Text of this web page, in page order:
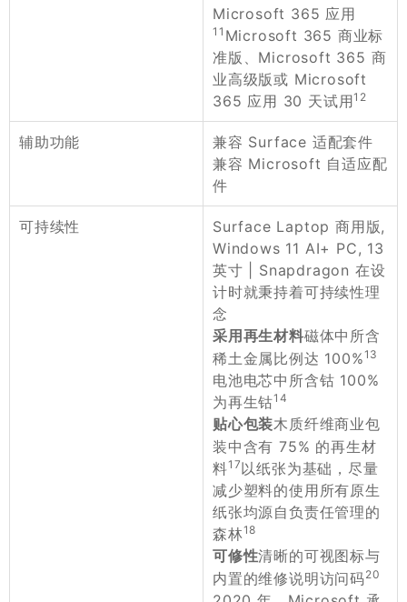
Microsoft 365 应用
11 Microsoft 365 商业标
准版、Microsoft 365 商
业高级版或 Microsoft
365 应用 30 天试用12
辅助功能
兼容 Surface 适配套件
兼容 Microsoft 自适应配
件
可持续性
Surface Laptop 商用版,
Windows 11 AI+ PC, 13
英寸 | Snapdragon 在设
计时就秉持着可持续性理
念
采用再生材料磁体中所含
稀土金属比例达 100%13
电池电芯中所含钴 100%
为再生钴14
贴心包装木质纤维商业包
装中含有 75% 的再生材
料17以纸张为基础，尽量
减少塑料的使用所有原生
纸张均源自负责任管理的
森林18
可修性清晰的可视图标与
内置的维修说明访问码20